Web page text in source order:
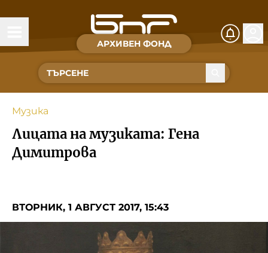
АРХИВЕН ФОНД
Времена и хора
Култура
Музика
Спорт
Съвет за електронни медии
БНР Новини
Музика
Лицата на музиката: Гена
Димитрова
ВТОРНИК, 1 АВГУСТ 2017, 15:43